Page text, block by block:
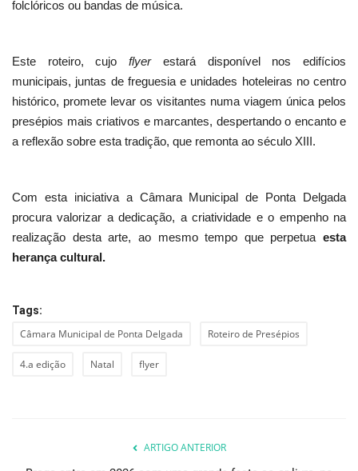
folclóricos ou bandas de música.
Este roteiro, cujoflyerestará disponível nos edifícios
municipais, juntas de freguesia e unidades hoteleiras no centro
histórico, promete levar os visitantes numa viagem única pelos
presépios mais criativos e marcantes, despertando o encanto e
a reflexão sobre esta tradição, que remonta ao século XIII.
Com esta iniciativa a Câmara Municipal de Ponta Delgada
procura valorizar a dedicação, a criatividade e o empenho na
realização desta arte, ao mesmo tempo que perpetuaesta
herança cultural.
Tags:
Câmara Municipal de Ponta Delgada Roteiro de Presépios
4.a edição Natal flyer
ARTIGO ANTERIOR